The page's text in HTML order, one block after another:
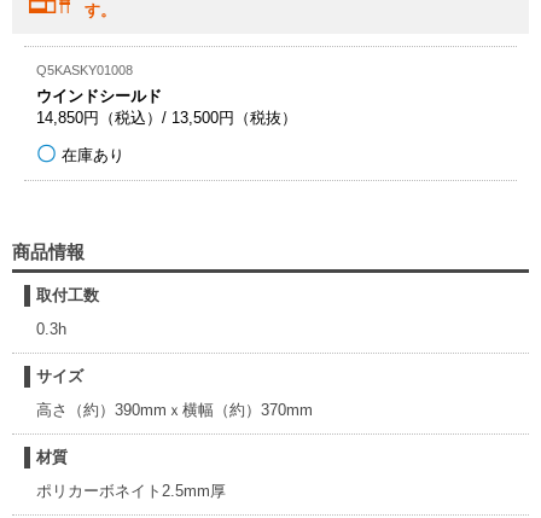
す。
Q5KASKY01008
ウインドシールド
14,850円（税込）/ 13,500円（税抜）
在庫あり
商品情報
取付工数
0.3h
サイズ
高さ（約）390mmｘ横幅（約）370mm
材質
ポリカーボネイト2.5mm厚